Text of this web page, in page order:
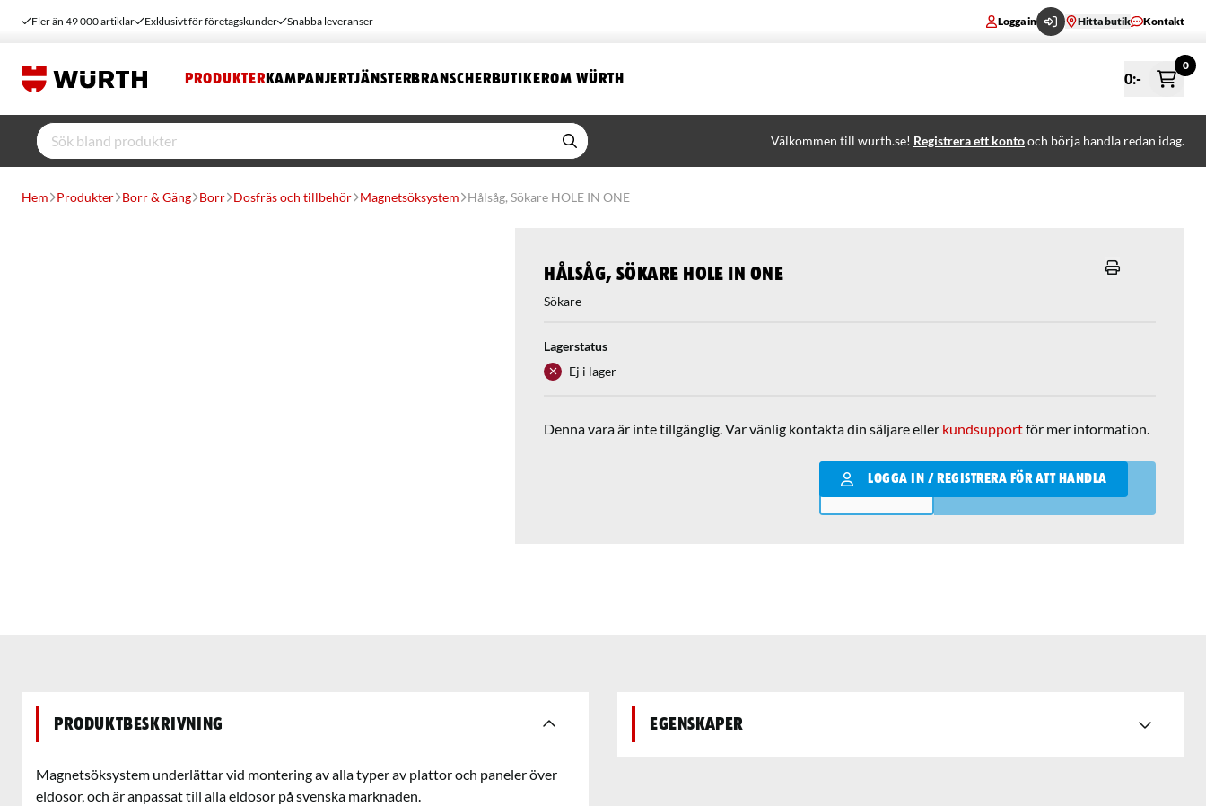
Fler än 49 000 artiklar Exklusivt för företagskunder Snabba leveranser Logga in Hitta butik Kontakt
PRODUKTER KAMPANJERTJÄNSTERBRANSCHERBUTIKEROM WÜRTH 0:-
0
Välkommen till wurth.se! Registrera ett kontooch börja handla redan idag.
Hem Produkter Borr & Gäng Borr Dosfräs och tillbehör Magnetsöksystem Hålsåg, Sökare HOLE IN ONE
Hålsåg, Sökare HOLE IN ONE
Sökare
Lagerstatus
Ej i lager
Denna vara är inte tillgänglig. Var vänlig kontakta din säljare eller kundsupportför mer information.
LOGGA IN / REGISTRERA FÖR ATT HANDLA
Qantity
LÄGG I VARUKORGEN
Produktbeskrivning
Magnetsöksystem underlättar vid montering av alla typer av plattor och paneler över
eldosor, och är anpassat till alla eldosor på svenska marknaden.
Egenskaper